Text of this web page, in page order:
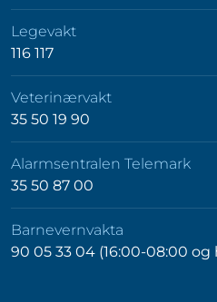
Legevakt
116 117
Veterinærvakt
35 50 19 90
Alarmsentralen Telemark
35 50 87 00
Barnevernvakta
90 05 33 04 (16:00-08:00